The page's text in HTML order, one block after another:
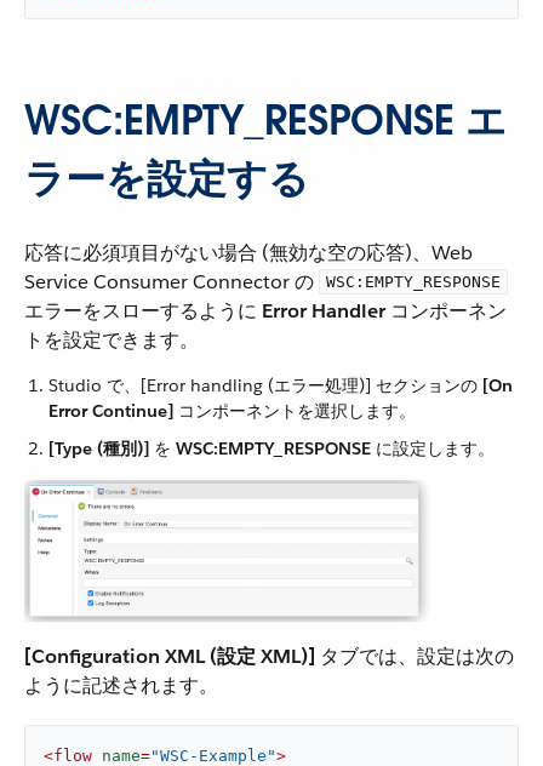
WSC:EMPTY_RESPONSE​ エ
ラーを設定する
応答に必須項目がない場合 (無効な空の応答)、Web
Service Consumer Connector の ​
WSC:EMPTY_RESPONSE
エラーをスローするように ​ Error Handler​ コンポーネン
トを設定できます。
Studio で、[Error handling (エラー処理)] セクションの ​ [On
Error Continue] ​ コンポーネントを選択します。
[Type (種別)] ​ を ​ WSC:EMPTY_RESPONSE ​ に設定します。
[Configuration XML (設定 XML)] ​ タブでは、設定は次の
ように記述されます。
<flow name="WSC-Example">